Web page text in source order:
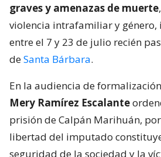
graves y amenazas de muerte
violencia intrafamiliar y
entre el 7 y 23 de julio recién
deSanta Bárbara.
En la audiencia de
Mery Ramírez Escalante
prisión de Calpán Marihuán,
libertad del imputado
seguridad de la sociedad y la